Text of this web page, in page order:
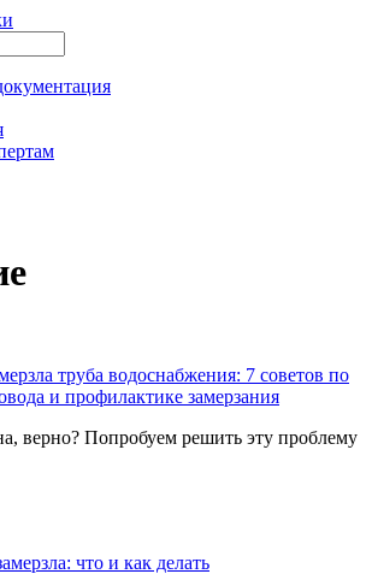
труба водоснабжения: 7 советов по
и профилактике замерзания
верно? Попробуем решить эту проблему
что и как делать